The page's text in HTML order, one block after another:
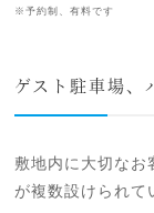
※予約制、有料です
ゲスト駐車場、
敷地内に大切なお
が複数設けられて